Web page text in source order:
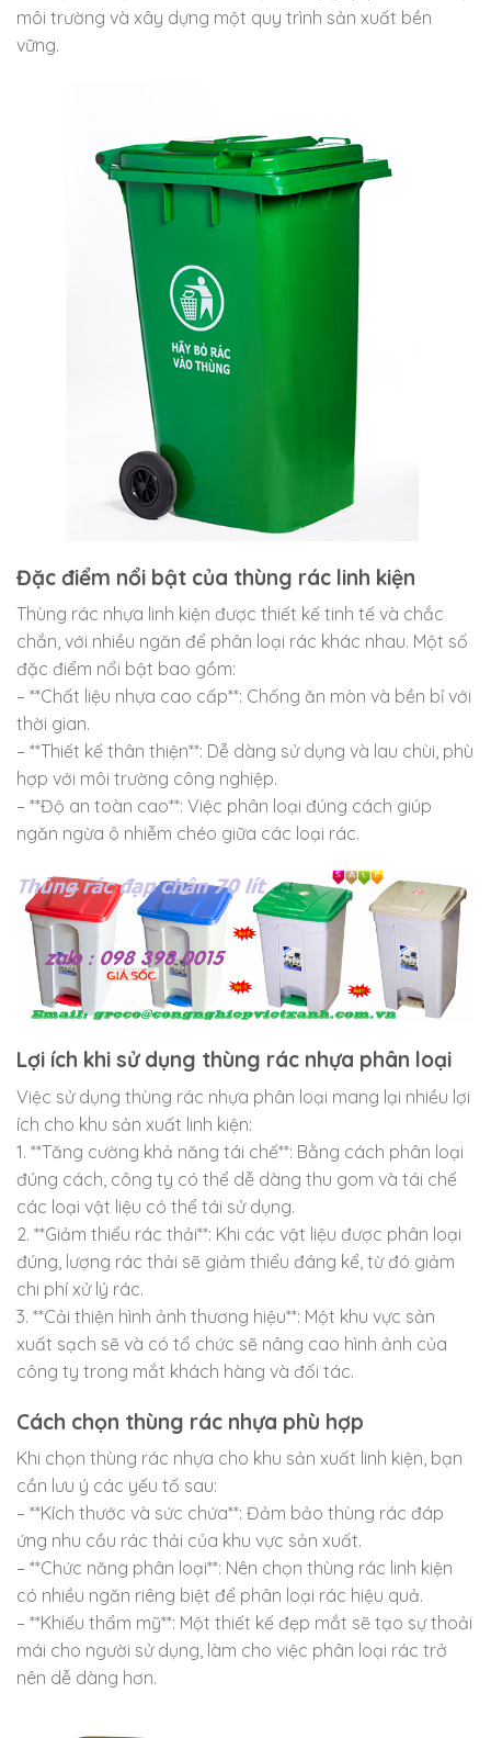
môi trường và xây dựng một quy trình sản xuất bền
vững.
Đặc điểm nổi bật của thùng rác linh kiện
Thùng rác nhựa linh kiện được thiết kế tinh tế và chắc
chắn, với nhiều ngăn để phân loại rác khác nhau. Một số
đặc điểm nổi bật bao gồm:
– **Chất liệu nhựa cao cấp**: Chống ăn mòn và bền bỉ với
thời gian.
– **Thiết kế thân thiện**: Dễ dàng sử dụng và lau chùi, phù
hợp với môi trường công nghiệp.
– **Độ an toàn cao**: Việc phân loại đúng cách giúp
ngăn ngừa ô nhiễm chéo giữa các loại rác.
Lợi ích khi sử dụng thùng rác nhựa phân loại
Việc sử dụng thùng rác nhựa phân loại mang lại nhiều lợi
ích cho khu sản xuất linh kiện:
1. **Tăng cường khả năng tái chế**: Bằng cách phân loại
đúng cách, công ty có thể dễ dàng thu gom và tái chế
các loại vật liệu có thể tái sử dụng.
2. **Giảm thiểu rác thải**: Khi các vật liệu được phân loại
đúng, lượng rác thải sẽ giảm thiểu đáng kể, từ đó giảm
chi phí xử lý rác.
3. **Cải thiện hình ảnh thương hiệu**: Một khu vực sản
xuất sạch sẽ và có tổ chức sẽ nâng cao hình ảnh của
công ty trong mắt khách hàng và đối tác.
Cách chọn thùng rác nhựa phù hợp
Khi chọn thùng rác nhựa cho khu sản xuất linh kiện, bạn
cần lưu ý các yếu tố sau:
– **Kích thước và sức chứa**: Đảm bảo thùng rác đáp
ứng nhu cầu rác thải của khu vực sản xuất.
– **Chức năng phân loại**: Nên chọn thùng rác linh kiện
có nhiều ngăn riêng biệt để phân loại rác hiệu quả.
– **Khiếu thẩm mỹ**: Một thiết kế đẹp mắt sẽ tạo sự thoải
mái cho người sử dụng, làm cho việc phân loại rác trở
nên dễ dàng hơn.